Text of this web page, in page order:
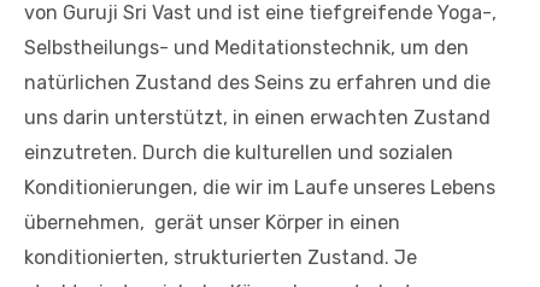
von Guruji Sri Vast und ist eine tiefgreifende Yoga-,
Selbstheilungs- und Meditationstechnik, um den
natürlichen Zustand des Seins zu erfahren und die
uns darin unterstützt, in einen erwachten Zustand
einzutreten. Durch die kulturellen und sozialen
Konditionierungen, die wir im Laufe unseres Lebens
übernehmen, gerät unser Körper in einen
konditionierten, strukturierten Zustand. Je